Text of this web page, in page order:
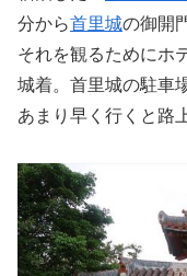
分から首里城の御開
それを観るためにホ
城着。首里城の駐車
あまり早く行くと路